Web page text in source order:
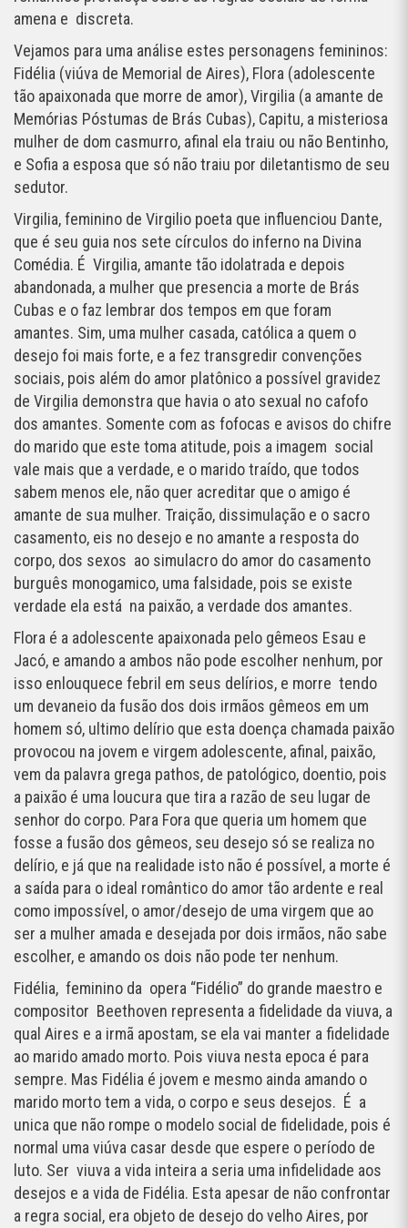
amena e discreta.
Vejamos para uma análise estes personagens femininos:
Fidélia (viúva de Memorial de Aires), Flora (adolescente
tão apaixonada que morre de amor), Virgilia (a amante de
Memórias Póstumas de Brás Cubas), Capitu, a misteriosa
mulher de dom casmurro, afinal ela traiu ou não Bentinho,
e Sofia a esposa que só não traiu por diletantismo de seu
sedutor.
Virgilia, feminino de Virgilio poeta que influenciou Dante,
que é seu guia nos sete círculos do inferno na Divina
Comédia. É Virgilia, amante tão idolatrada e depois
abandonada, a mulher que presencia a morte de Brás
Cubas e o faz lembrar dos tempos em que foram
amantes. Sim, uma mulher casada, católica a quem o
desejo foi mais forte, e a fez transgredir convenções
sociais, pois além do amor platônico a possível gravidez
de Virgilia demonstra que havia o ato sexual no cafofo
dos amantes. Somente com as fofocas e avisos do chifre
do marido que este toma atitude, pois a imagem social
vale mais que a verdade, e o marido traído, que todos
sabem menos ele, não quer acreditar que o amigo é
amante de sua mulher. Traição, dissimulação e o sacro
casamento, eis no desejo e no amante a resposta do
corpo, dos sexos ao simulacro do amor do casamento
burguês monogamico, uma falsidade, pois se existe
verdade ela está na paixão, a verdade dos amantes.
Flora é a adolescente apaixonada pelo gêmeos Esau e
Jacó, e amando a ambos não pode escolher nenhum, por
isso enlouquece febril em seus delírios, e morre tendo
um devaneio da fusão dos dois irmãos gêmeos em um
homem só, ultimo delírio que esta doença chamada paixão
provocou na jovem e virgem adolescente, afinal, paixão,
vem da palavra grega pathos, de patológico, doentio, pois
a paixão é uma loucura que tira a razão de seu lugar de
senhor do corpo. Para Fora que queria um homem que
fosse a fusão dos gêmeos, seu desejo só se realiza no
delírio, e já que na realidade isto não é possível, a morte é
a saída para o ideal romântico do amor tão ardente e real
como impossível, o amor/desejo de uma virgem que ao
ser a mulher amada e desejada por dois irmãos, não sabe
escolher, e amando os dois não pode ter nenhum.
Fidélia, feminino da opera “Fidélio” do grande maestro e
compositor Beethoven representa a fidelidade da viuva, a
qual Aires e a irmã apostam, se ela vai manter a fidelidade
ao marido amado morto. Pois viuva nesta epoca é para
sempre. Mas Fidélia é jovem e mesmo ainda amando o
marido morto tem a vida, o corpo e seus desejos. É a
unica que não rompe o modelo social de fidelidade, pois é
normal uma viúva casar desde que espere o período de
luto. Ser viuva a vida inteira a seria uma infidelidade aos
desejos e a vida de Fidélia. Esta apesar de não confrontar
a regra social, era objeto de desejo do velho Aires, por